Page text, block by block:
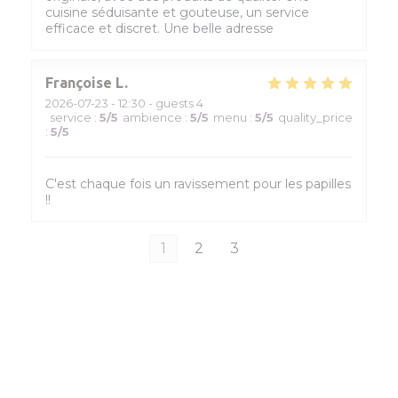
cuisine séduisante et gouteuse, un service
efficace et discret. Une belle adresse
Françoise L
2026-07-23 - 12:30 - guests 4
service : 5/5 ambience : 5/5 menu : 5/5 quality_price
: 5/5
C'est chaque fois un ravissement pour les papilles
!!
1 2 3